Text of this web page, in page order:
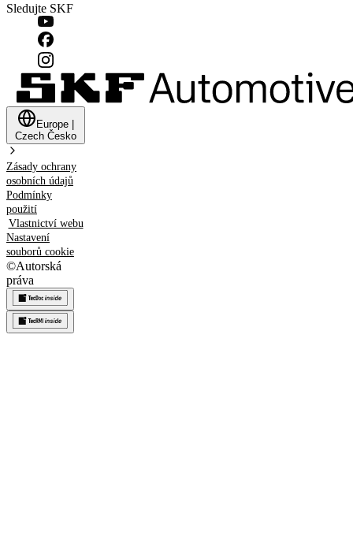
Sledujte SKF
Europe
Czech Česko
Zásady ochrany
osobních údajů
Podmínky
použití
Vlastnictví webu
Nastavení
souborů cookie
©Autorská
práva